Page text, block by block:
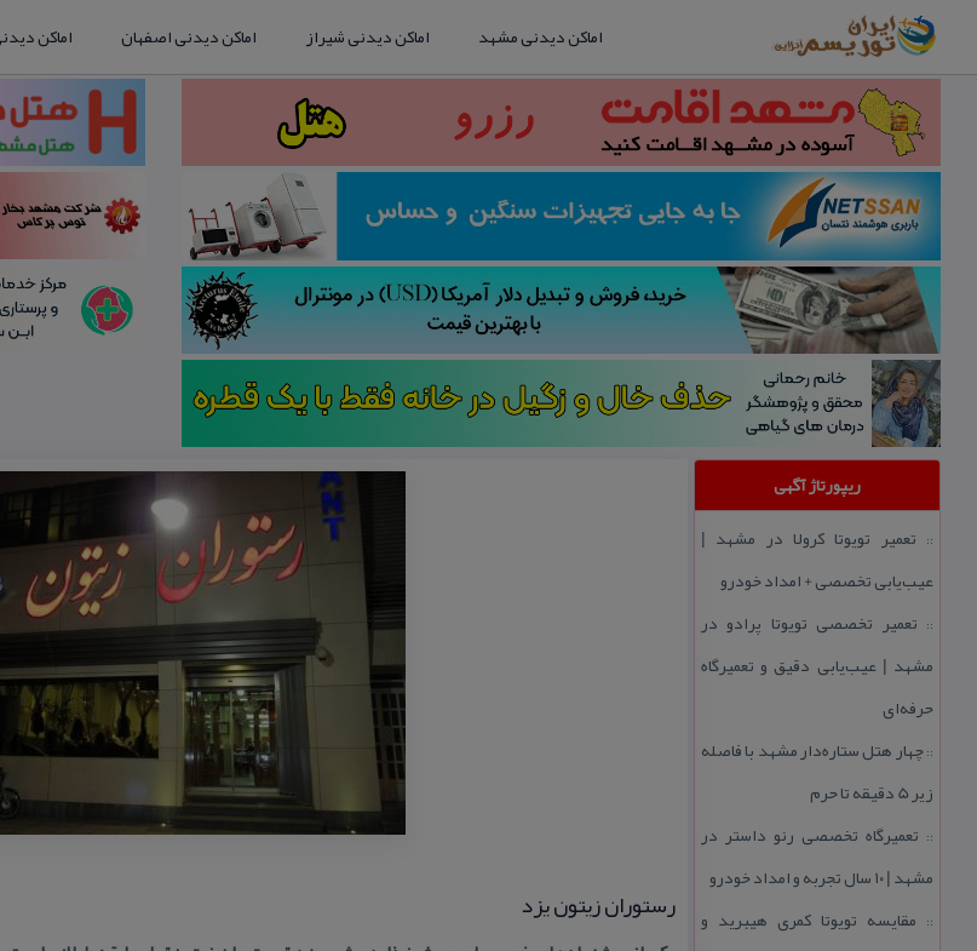
اماکن دیدنی مشهد اماکن دیدنی شیراز اماکن دیدنی اصفهان اماکن
ریپورتاژ آگهی
:: تعمیر تویوتا كرولا در مشهد |
عیب‌یابی تخصصی + امداد خودرو
:: تعمیر تخصصی تویوتا پرادو در
مشهد | عیب‌یابی دقیق و تعمیرگاه
حرفه‌ای
::چهار هتل‌ ستاره‌دار مشهد با فاصله
زیر 5 دقیقه تا حرم
:: تعمیرگاه تخصصی رنو داستر در
مشهد | ۱۰ سال تجربه و امداد خودرو
:: مقایسه تویوتا كمری هیبرید و
رستوران زیتون یزد